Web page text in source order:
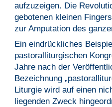
aufzuzeigen. Die
gebotenen kleinen
zur Amputation des
Ein eindrückliches
pastoralliturgischen
Jahre nach der
Bezeichnung
Liturgie wird auf einen
liegenden Zweck